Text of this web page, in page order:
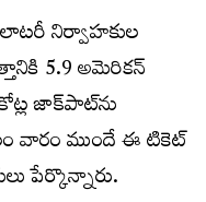
లాటరీ నిర్వాహకుల
5.9 అమెరికన్
జాక్‌పాట్‌ను
వారం ముందే ఈ టికెట్
పేర్కొన్నారు.